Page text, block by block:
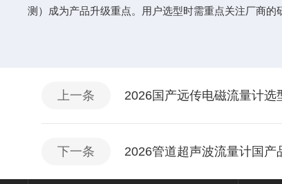
测）成为产品升级重点。用户选型时需重点关注厂商
上一条 2026国产远传电磁流量计
下一条 2026管道超声波流量计国产